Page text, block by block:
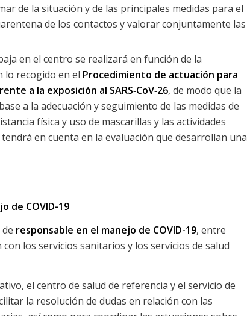
de la situación y de las principales medidas para el
de los contactos y valorar conjuntamente las
en el centro se realizará en función de la
lo recogido en el Procedimiento de actuación para
a la exposición al SARS‐CoV‐26, de modo que la
a la adecuación y seguimiento de las medidas de
física y uso de mascarillas y las actividades
en cuenta en la evaluación que desarrollan una
de COVID-19
responsable en el manejo de COVID-19, entre
los servicios sanitarios y los servicios de salud
el centro de salud de referencia y el servicio de
la resolución de dudas en relación con las